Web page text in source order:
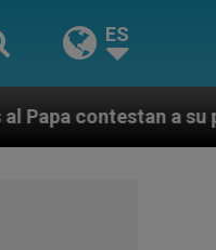
ES
a su propio obispo